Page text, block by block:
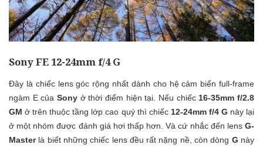
Sony FE 12-24mm f/4 G
Đây là chiếc lens góc rộng nhất dành cho hệ cảm biến full-frame
ngàm E của Sony ở thời điểm hiện tại. Nếu chiếc 16-35mm f/2.8
GM ở trên thuộc tầng lớp cao quý thì chiếc 12-24mm f/4 G này lại
ở một nhóm được đánh giá hơi thấp hơn. Và cứ nhắc đến lens G-
Masterlà biết những chiếc lens đều rất nặng nề, còn dòng G này